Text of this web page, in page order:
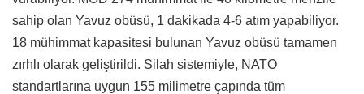
sahip olan Yavuz obüsü, 1 dakikada 4-6 atım yapabiliyor.
18 mühimmat kapasitesi bulunan Yavuz obüsü tamamen
zırhlı olarak geliştirildi. Silah sistemiyle, NATO
standartlarına uygun 155 milimetre çapında tüm